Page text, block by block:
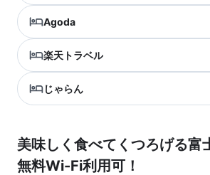
Agoda
楽天トラベル
じゃらん
美味しく食べてくつろげる富
無料Wi-Fi利用可！